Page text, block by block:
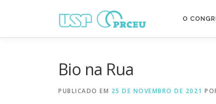
conteúdo
O
Bio na Rua
PUBLICADO EM 25 DE NOVEMBRO DE 2021